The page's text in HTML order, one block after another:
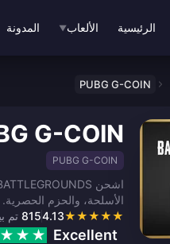
الرئيسية الألعاب▼ المدونة
PUBG G-COIN
G-COIN
PUBG G-COIN
الأسلحة، والحزم الحصرية.
★
★
★
★
★
4.13
815 تم
Excellent